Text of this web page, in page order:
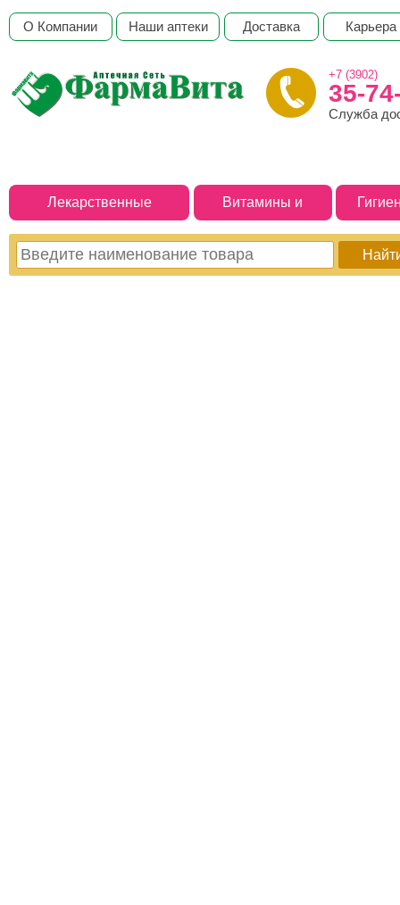
О Компании Наши аптеки Доставка Карьера
+7 (3902)
35-
Служба
Лекарственные
препараты
Витамины и
БАДы